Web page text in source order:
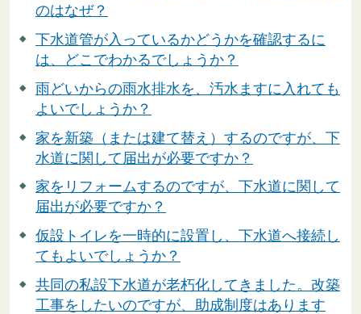
のはなぜ？
下水道管が入っているかどうかを確認するに
は、どこでわかるでしょうか？
雨どいからの雨水排水を、汚水ますに入れても
よいでしょうか？
家を新築（または建て替え）するのですが、下
水道に関して届出が必要ですか？
家をリフォームするのですが、下水道に関して
届出が必要ですか？
仮設トイレを一時的に設置し、下水道へ接続し
てもよいでしょうか？
共同の私設下水道が老朽化してきました。改築
工事をしたいのですが、助成制度はあります